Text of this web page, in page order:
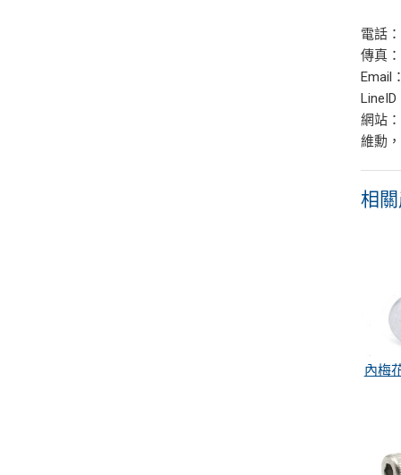
電話
傳真
Email
LineID
網站
維勳
相
內梅